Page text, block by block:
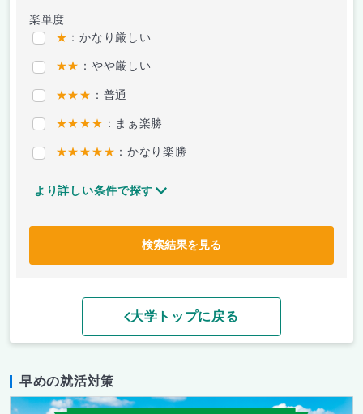
楽単度
★ ：かなり厳しい
★★ ：やや厳しい
★★★ ：普通
★★★★ ：まぁ楽勝
★★★★★ ：かなり楽勝
より詳しい条件で探す
検索結果を見る
大学トップに戻る
早めの就活対策